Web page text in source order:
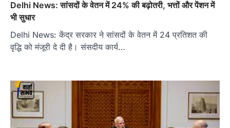
Delhi News: सांसदों के वेतन में 24% की बढ़ोतरी, भत्तों और पेंशन में
भी सुधार
Delhi News: केंद्र सरकार ने सांसदों के वेतन में 24 प्रतिशत की
वृद्धि को मंजूरी दे दी है। संसदीय कार्य…